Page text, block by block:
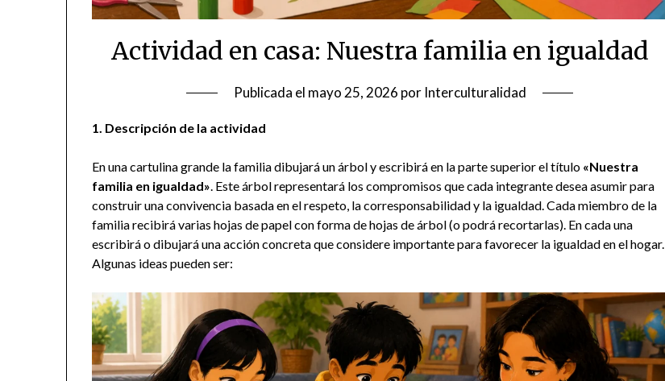
Actividad en casa: Nuestra familia en igualdad
Publicada el mayo 25, 2026 por Interculturalidad
1. Descripción de la actividad
En una cartulina grande la familia dibujará un árbol y escribirá en la parte superior el título «Nuestra
familia en igualdad». Este árbol representará los compromisos que cada integrante desea asumir para
construir una convivencia basada en el respeto, la corresponsabilidad y la igualdad. Cada miembro de la
familia recibirá varias hojas de papel con forma de hojas de árbol (o podrá recortarlas). En cada una
escribirá o dibujará una acción concreta que considere importante para favorecer la igualdad en el hogar.
Algunas ideas pueden ser: